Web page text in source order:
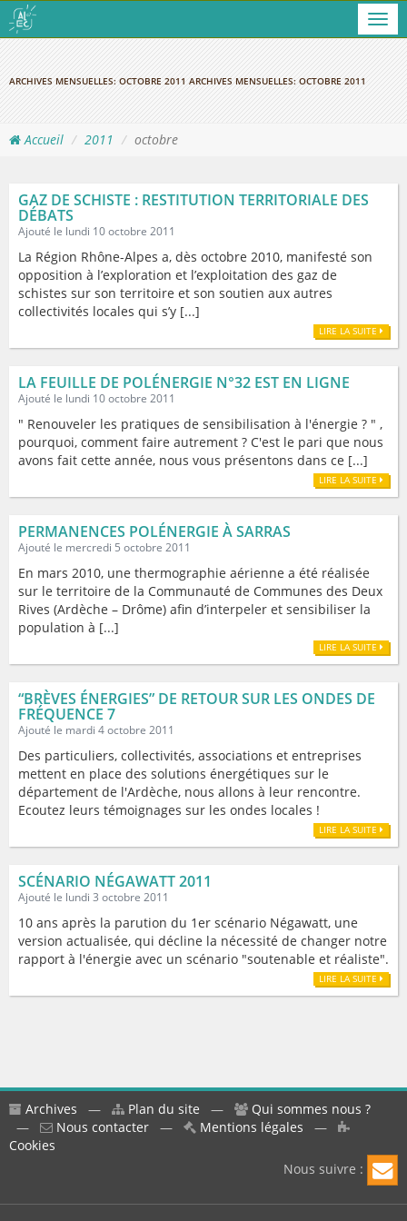
ARCHIVES MENSUELLES: OCTOBRE 2011 ARCHIVES MENSUELLES: OCTOBRE 2011
Accueil 2011 octobre
GAZ DE SCHISTE : RESTITUTION TERRITORIALE DES
DÉBATS
Ajouté le lundi 10 octobre 2011
La Région Rhône-Alpes a, dès octobre 2010, manifesté son
opposition à l’exploration et l’exploitation des gaz de
schistes sur son territoire et son soutien aux autres
collectivités locales qui s’y [...]
LIRE LA SUITE
LA FEUILLE DE POLÉNERGIE N°32 EST EN LIGNE
Ajouté le lundi 10 octobre 2011
" Renouveler les pratiques de sensibilisation à l'énergie ? " ,
pourquoi, comment faire autrement ? C'est le pari que nous
avons fait cette année, nous vous présentons dans ce [...]
LIRE LA SUITE
PERMANENCES POLÉNERGIE À SARRAS
Ajouté le mercredi 5 octobre 2011
En mars 2010, une thermographie aérienne a été réalisée
sur le territoire de la Communauté de Communes des Deux
Rives (Ardèche – Drôme) afin d’interpeler et sensibiliser la
population à [...]
LIRE LA SUITE
“BRÈVES ÉNERGIES” DE RETOUR SUR LES ONDES DE
FRÉQUENCE 7
Ajouté le mardi 4 octobre 2011
Des particuliers, collectivités, associations et entreprises
mettent en place des solutions énergétiques sur le
département de l'Ardèche, nous allons à leur rencontre.
Ecoutez leurs témoignages sur les ondes locales !
LIRE LA SUITE
SCÉNARIO NÉGAWATT 2011
Ajouté le lundi 3 octobre 2011
10 ans après la parution du 1er scénario Négawatt, une
version actualisée, qui décline la nécessité de changer notre
rapport à l'énergie avec un scénario "soutenable et réaliste".
LIRE LA SUITE
Archives — Plan du site —
Qui sommes nous ?
—
Nous contacter — Mentions légales —
Cookies
Nous suivre :